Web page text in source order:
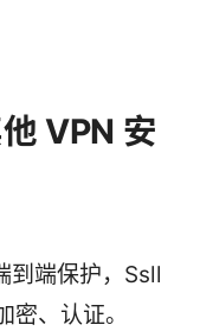
VPN 安
到端保护，Ssll
、认证。